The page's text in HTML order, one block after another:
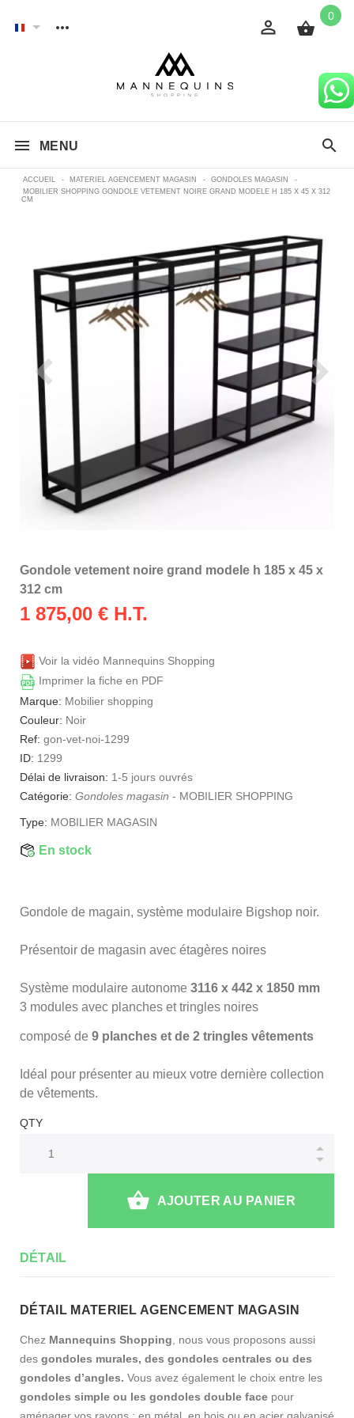
0
MENU
ACCUEIL - MATERIEL AGENCEMENT MAGASIN - GONDOLES MAGASIN
-
MOBILIER SHOPPING GONDOLE VETEMENT NOIRE GRAND MODELE H 185 X 45 X 312
CM
Gondole vetement noire grand modele h 185 x 45 x
312 cm
1 875,00 € H.T.
Voir la vidéo Mannequins Shopping
Imprimer la fiche en PDF
Marque: Mobilier shopping
Couleur: Noir
Ref: gon-vet-noi-1299
ID: 1299
Délai de livraison: 1-5 jours ouvrés
Catégorie: Gondoles magasin - MOBILIER SHOPPING
Type: MOBILIER MAGASIN
En stock
Gondole de magain, système modulaire Bigshop noir.
Présentoir de magasin avec étagères noires
Système modulaire autonome 3116 x 442 x 1850 mm
3 modules avec planches et tringles noires
composé de 9 planches et de 2 tringles vêtements
Idéal pour présenter au mieux votre dernière collection
de vêtements.
QTY
AJOUTER AU PANIER
DÉTAIL
DÉTAIL MATERIEL AGENCEMENT MAGASIN
Chez Mannequins Shopping , nous vous proposons aussi
des gondoles murales, des gondoles centrales ou des
gondoles d’angles. Vous avez également le choix entre les
gondoles simple ou les gondoles double face pour
aménager vos rayons : en métal, en bois ou en acier galvanisé